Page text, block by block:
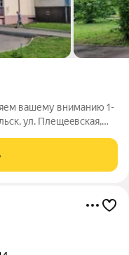
вашему вниманию 1-
ул. Плещеeвcкaя,
среднее